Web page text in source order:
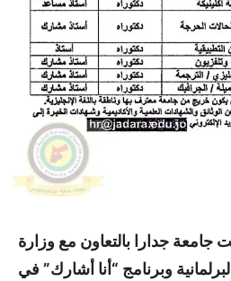
جدارا بالتعاون مع وزارة
وبرنامج “أنا أشارك” في